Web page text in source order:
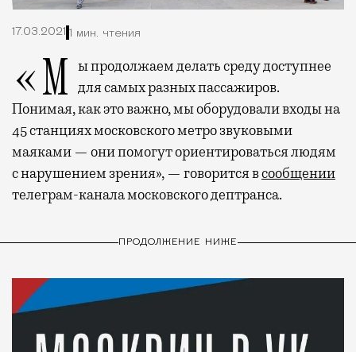
17.03.2021 1 мин. чтения
«Мы продолжаем делать среду доступнее для самых разных пассажиров.
Понимая, как это важно, мы оборудовали входы на
45 станциях московского метро звуковыми
маяками — они помогут ориентироваться людям
с нарушением зрения», — говорится всообщении
телеграм-канала московского дептранса.
ПРОДОЛЖЕНИЕ НИЖЕ